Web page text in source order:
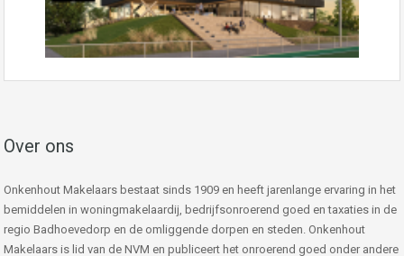
Over ons
Onkenhout Makelaars bestaat sinds 1909 en heeft jarenlange ervaring in het
bemiddelen in woningmakelaardij, bedrijfsonroerend goed en taxaties in de
regio Badhoevedorp en de omliggende dorpen en steden. Onkenhout
Makelaars is lid van de NVM en publiceert het onroerend goed onder andere